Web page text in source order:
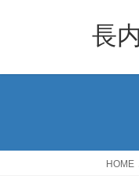
長
HOME